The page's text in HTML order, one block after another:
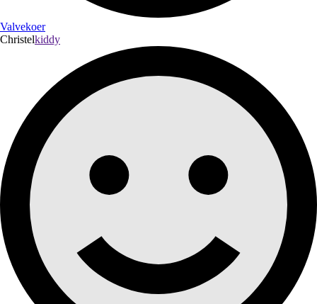
Valvekoer
Christelkiddy